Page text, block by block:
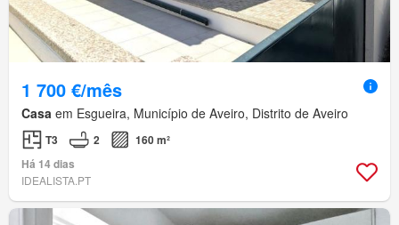
1 700 €/mês
Casa em Esgueira, Município de Aveiro, Distrito de Aveiro
T3 2
160 m²
Há 14 dias
IDEALISTA.PT